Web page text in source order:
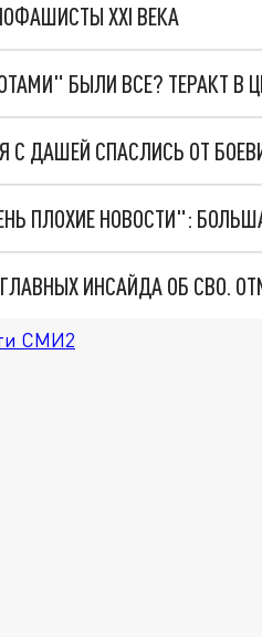
XXI ВЕКА
БЫЛИ ВСЕ? ТЕРАКТ В
С ДАШЕЙ СПАСЛИСЬ ОТ
СМИ2